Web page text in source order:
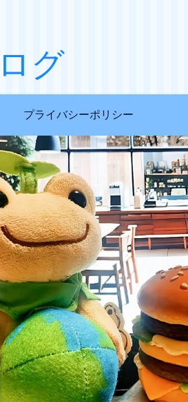
グ
プライバシーポリシー